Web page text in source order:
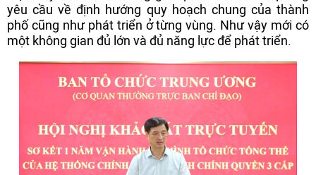
yêu cầu về định hướng quy hoạch chung của thành
phố cũng như phát triển ở từng vùng. Như vậy mới có
một không gian đủ lớn và đủ năng lực để phát triển.